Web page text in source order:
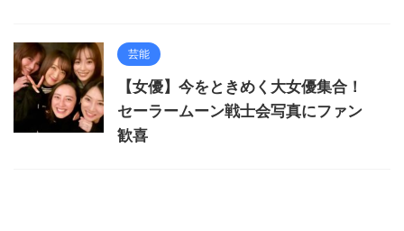
芸能
【女優】今をときめく大女優集合！
セーラームーン戦士会写真にファン
歓喜